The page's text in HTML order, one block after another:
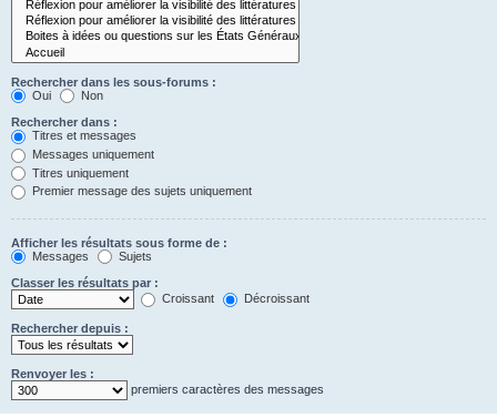
Rechercher dans les sous-forums :
Oui
Non
Rechercher dans :
Titres et messages
Messages uniquement
Titres uniquement
Premier message des sujets uniquement
Afficher les résultats sous forme de :
Messages
Sujets
Classer les résultats par :
Croissant
Décroissant
Rechercher depuis :
Renvoyer les :
premiers caractères des messages